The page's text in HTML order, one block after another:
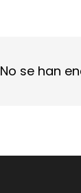
No se han